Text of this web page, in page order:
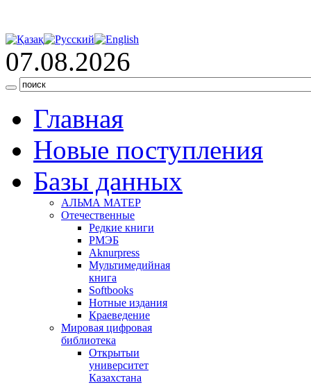
07.08.2026
Главная
Новые поступления
Базы данных
АЛЬМА МАТЕР
Отечественные
Редкие книги
РМЭБ
Аknurpress
Мультимедийная
книга
Softbooks
Нотные издания
Краеведение
Мировая цифровая
библиотека
Открытыи
университет
Казахстана